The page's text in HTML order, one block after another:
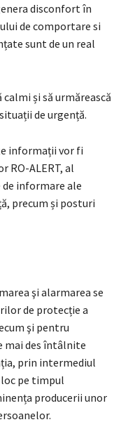
disconfort în
de comportare si
sunt de un real
și să urmărească
de urgență.
informații vor fi
RO-ALERT, al
de informare ale
precum și posturi
şi alarmarea se
de protecție a
şi pentru
mai des întâlnite
prin intermediul
pe timpul
producerii unor